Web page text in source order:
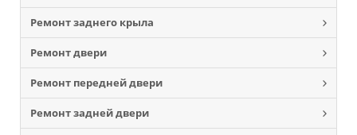
Ремонт заднего крыла
Ремонт двери
Ремонт передней двери
Ремонт задней двери